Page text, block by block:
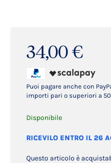
34,00 €
Puoi pagare anche con
importi pari o superiori a
Disponibile
RICEVILO ENTRO IL 26
Questo articolo è